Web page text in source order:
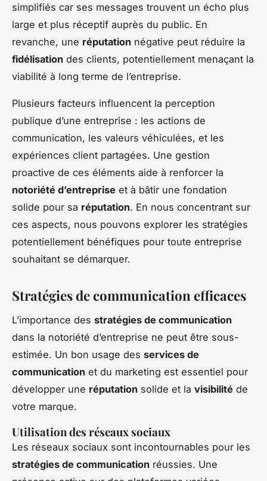
simplifiés car ses messages trouvent un écho plus
large et plus réceptif auprès du public. En
revanche, une réputation négative peut réduire la
fidélisation des clients, potentiellement menaçant la
viabilité à long terme de l’entreprise.
Plusieurs facteurs influencent la perception
publique d’une entreprise : les actions de
communication, les valeurs véhiculées, et les
expériences client partagées. Une gestion
proactive de ces éléments aide à renforcer la
notoriété d’entreprise et à bâtir une fondation
solide pour sa réputation. En nous concentrant sur
ces aspects, nous pouvons explorer les stratégies
potentiellement bénéfiques pour toute entreprise
souhaitant se démarquer.
Stratégies de communication efficaces
L’importance des stratégies de communication
dans la notoriété d’entreprise ne peut être sous-
estimée. Un bon usage des services de
communication et du marketing est essentiel pour
développer une réputation solide et la visibilité de
votre marque.
Utilisation des réseaux sociaux
Les réseaux sociaux sont incontournables pour les
stratégies de communication réussies. Une